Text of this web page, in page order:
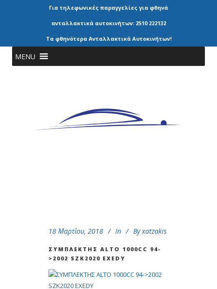
Για τηλεφωνικές παραγγελίες για φθηνά
ανταλλακτικά αυτοκινήτων: 2510 222132
Τα φθηνότερα Ανταλλακτικά Αυτοκινήτων!
MENU
18 Μαρτίου, 2018 In By xatzakis
ΣΥΜΠΛΕΚΤΗΣ ΑLTO 1000CC 94-
>2002 SZK2020 EXEDY